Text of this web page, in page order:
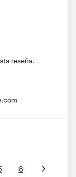
reseña.
6